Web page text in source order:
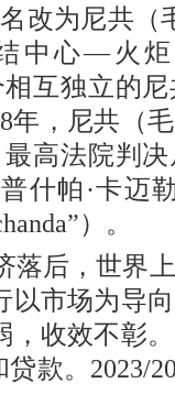
改为尼共（
中心—火
相互独立的
年，尼共（
高法院判
什帕·卡迈
）。
落后，世界
以市场为导
，收效不彰
款。2023/